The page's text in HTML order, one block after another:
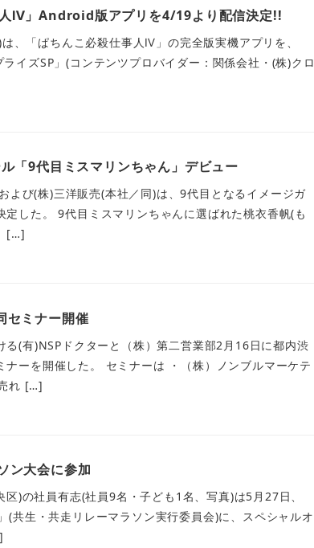
Ⅳ」Android版アプリを4/19より配信決定!!
、「ぱちんこ必殺仕事人Ⅳ」の完全版実機アプリを、
イズSP」(コンテンツプロバイダー：関係会社・(株)クロ
「9代目ミスマリンちゃん」デビュー
よび(株)三洋販売(本社／同)は、9代目となるイメージガ
した。 9代目ミスマリンちゃんに選ばれた桃衣香帆(も
[…]
セミナー開催
(有)NSPドクターと（株）第二営業部2月16日に都内渋
ーを開催した。 セミナーは ・（株）ノンブルマーケテ
れ […]
ン大会に参加
)の社員有志(社員9名・子ども1名、写真)は5月27日、
(共生・共走リレーマラソン実行委員会)に、スペシャルオ